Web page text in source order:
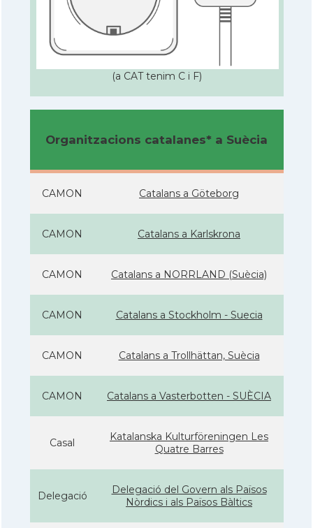
(a CAT tenim C i F)
Organitzacions catalanes* a Suècia
CAMON Catalans a Göteborg
CAMON Catalans a Karlskrona
CAMON Catalans a NORRLAND (Suècia)
CAMON Catalans a Stockholm - Suecia
CAMON Catalans a Trollhättan, Suècia
CAMON Catalans a Vasterbotten - SUÈCIA
Casal
Katalanska Kulturföreningen Les
Quatre Barres
Delegació
Delegació del Govern als Països
Nòrdics i als Països Bàltics